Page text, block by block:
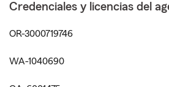
Credenciales y licencias del
OR-3000719746
WA-1040690